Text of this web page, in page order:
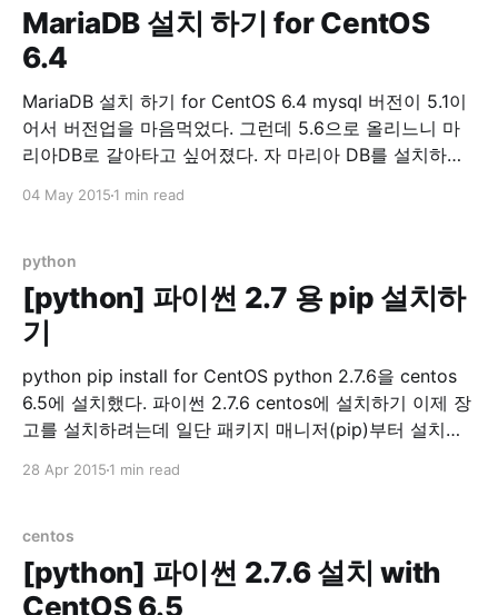
인을 열심히 찾아봤는데 허니콤 이전 버전에선
MariaDB 설치 하기 for CentOS
6.4
MariaDB 설치 하기 for CentOS 6.4 mysql 버전이 5.1이
어서 버전업을 마음먹었다. 그런데 5.6으로 올리느니 마
리아DB로 갈아타고 싶어졌다. 자 마리아 DB를 설치하자.
server 2. 기존 mysql 디렉토리를 제거한다. 여기서는 백
/var/lib/mysql /var/lib/
04 May 2015 1 min read
python
[python] 파이썬 2.7 용 pip 설치하
기
python pip install for CentOS python 2.7.6을 centos
6.5에 설치했다. 파이썬 2.7.6 centos에 설치하기 이제 장
고를 설치하려는데 일단 패키지 매니저(pip)부터 설치를
때 PATH를 확인하자. sudo env |grep PATH
28 Apr 2015 1 min read
centos
[python] 파이썬 2.7.6 설치 with
CentOS 6.5